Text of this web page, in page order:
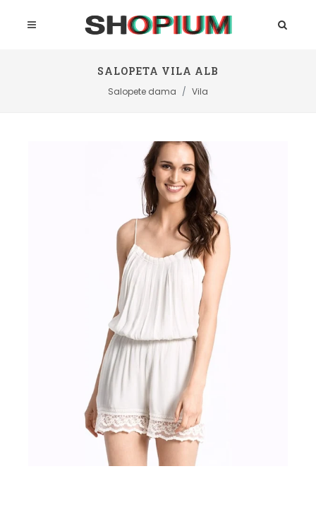
SALOPETA VILA ALB
Salopete dama Vila